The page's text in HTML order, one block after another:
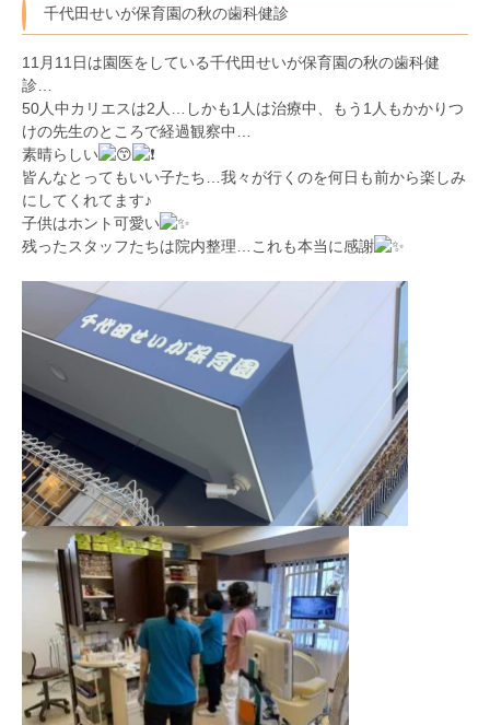
千代田せいが保育園の秋の歯科健診
11月11日は園医をしている千代田せいが保育園の秋の歯科健
診…
50人中カリエスは2人…しかも1人は治療中、もう1人もかかりつ
けの先生のところで経過観察中…
素晴らしい
皆んなとってもいい子たち…我々が行くのを何日も前から楽しみ
にしてくれてます♪
子供はホント可愛い
残ったスタッフたちは院内整理…これも本当に感謝